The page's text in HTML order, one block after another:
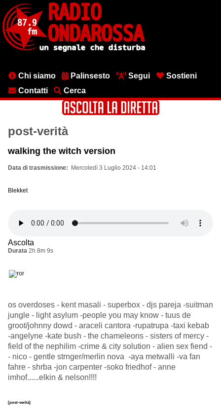
contenuto
principale
MenuChi siamo Palinsesto Segui
Sostieni
Contatti
Cerca
post-verità
walking the witch version
Data di trasmissione Mercoledì 3 Luglio 2024 - 14:01
Blekket
Ascolta
Durata 2h 8m 9s
os overdoses - kent masali - superbox - djs pareja -suitman
jungle - light asylum -people you may know - tuus de
groot/johnny dowd - araceli cantora -rupatrupa -taxi kebab
-angelyne -kate bush - the chameleons - sisters of mercy -
field of the nephilim -crime & city solution - alien sex fiend -
- nico - gentle strnger/merlin nova -aya metwalli -va fan
fahre - shrba -jon carpenter -soko friedhof - anne
imhof......elkin & nelson!!!!
[post-verità]